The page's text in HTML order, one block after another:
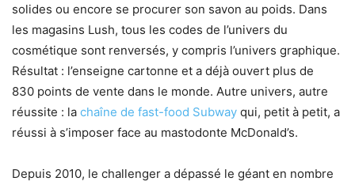
solides ou encore se procurer son savon au poids. Dans
les magasins Lush, tous les codes de l’univers du
cosmétique sont renversés, y compris l’univers graphique.
Résultat : l’enseigne cartonne et a déjà ouvert plus de
830 points de vente dans le monde. Autre univers, autre
réussite : la chaîne de fast-food Subway qui, petit à petit, a
réussi à s’imposer face au mastodonte McDonald’s.
Depuis 2010, le challenger a dépassé le géant en nombre